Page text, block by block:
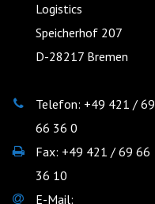
Logistics
Speicherhof 207
D-28217 Bremen
Telefon: +49 421 / 69
66 36 0
Fax: +49 421 / 69 66
36 10
E-Mail: